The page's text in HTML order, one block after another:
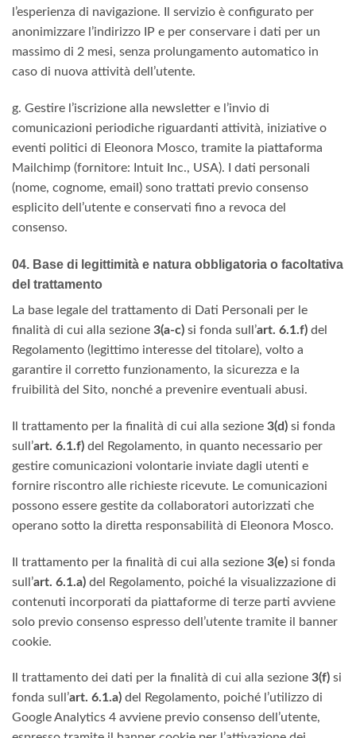
l’esperienza di navigazione. Il servizio è configurato per
anonimizzare l’indirizzo IP e per conservare i dati per un
massimo di 2 mesi, senza prolungamento automatico in
caso di nuova attività dell’utente.
g. Gestire l’iscrizione alla newsletter e l’invio di
comunicazioni periodiche riguardanti attività, iniziative o
eventi politici di Eleonora Mosco, tramite la piattaforma
Mailchimp (fornitore: Intuit Inc., USA). I dati personali
(nome, cognome, email) sono trattati previo consenso
esplicito dell’utente e conservati fino a revoca del
consenso.
04. Base di legittimità e natura obbligatoria o facoltativa
del trattamento
La base legale del trattamento di Dati Personali per le
finalità di cui alla sezione 3(a-c) si fonda sull’art. 6.1.f) del
Regolamento (legittimo interesse del titolare), volto a
garantire il corretto funzionamento, la sicurezza e la
fruibilità del Sito, nonché a prevenire eventuali abusi.
Il trattamento per la finalità di cui alla sezione 3(d) si fonda
sull’art. 6.1.f) del Regolamento, in quanto necessario per
gestire comunicazioni volontarie inviate dagli utenti e
fornire riscontro alle richieste ricevute. Le comunicazioni
possono essere gestite da collaboratori autorizzati che
operano sotto la diretta responsabilità di Eleonora Mosco.
Il trattamento per la finalità di cui alla sezione 3(e) si fonda
sull’art. 6.1.a) del Regolamento, poiché la visualizzazione di
contenuti incorporati da piattaforme di terze parti avviene
solo previo consenso espresso dell’utente tramite il banner
cookie.
Il trattamento dei dati per la finalità di cui alla sezione 3(f) si
fonda sull’art. 6.1.a) del Regolamento, poiché l’utilizzo di
Google Analytics 4 avviene previo consenso dell’utente,